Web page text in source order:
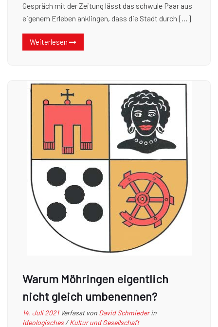
Gespräch mit der Zeitung lässt das schwule Paar aus
eigenem Erleben anklingen, dass die Stadt durch […]
Weiterlesen
Warum Möhringen eigentlich
nicht gleich umbenennen?
14. Juli 2021 Verfasst von David Schmieder in
Ideologisches/Kultur und Gesellschaft